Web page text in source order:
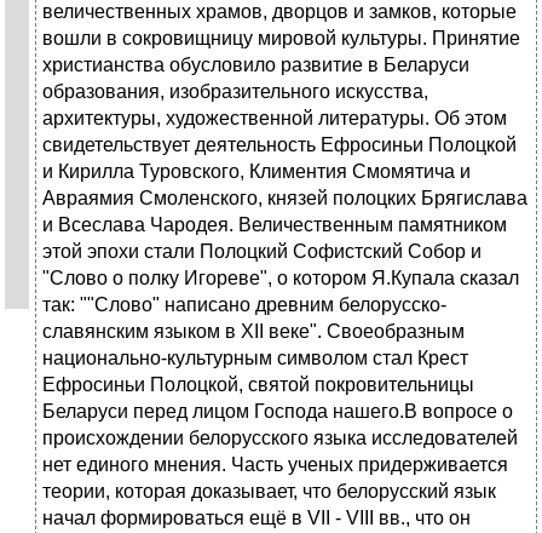
величественных храмов, дворцов и замков, которые
вошли в сокровищницу мировой культуры. Принятие
христианства обусловило развитие в Беларуси
образования, изобразительного искусства,
архитектуры, художественной литературы. Об этом
свидетельствует деятельность Ефросиньи Полоцкой
и Кирилла Туровского, Климентия Смомятича и
Авраямия Смоленского, князей полоцких Брягислава
и Всеслава Чародея. Величественным памятником
этой эпохи стали Полоцкий Софистский Собор и
"Слово о полку Игореве", о котором Я.Купала сказал
так: ""Слово" написано древним белорусско-
славянским языком в XII веке". Своеобразным
национально-культурным символом стал Крест
Ефросиньи Полоцкой, святой покровительницы
Беларуси перед лицом Господа нашего.В вопросе о
происхождении белорусского языка исследователей
нет единого мнения. Часть ученых придерживается
теории, которая доказывает, что белорусский язык
начал формироваться ещё в VII - VIII вв., что он